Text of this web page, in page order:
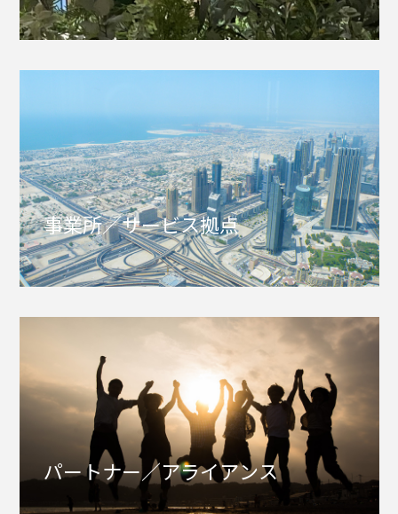
事業所／サービス拠点
パートナー／アライアンス